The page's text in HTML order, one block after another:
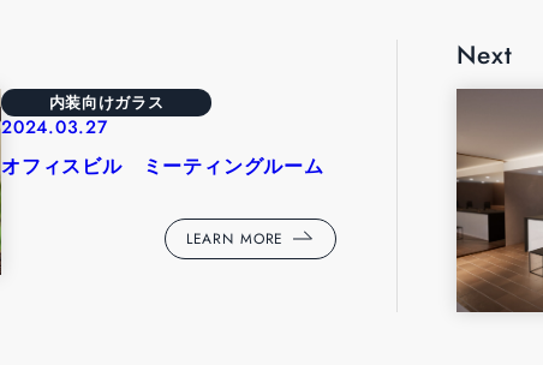
2024.03.27
内装向けガラス
オフィスビル ミーティングルーム
LEARN MORE
Next